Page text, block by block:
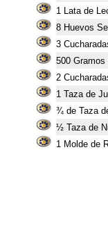
1 Lata de
8 Huevos
3
500 Gramos
2
1 Taza de
¾ de Taza
½ Taza de
1 Molde de